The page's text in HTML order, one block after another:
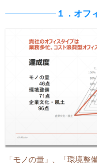
１．オフ
「モノの量」、「環境整